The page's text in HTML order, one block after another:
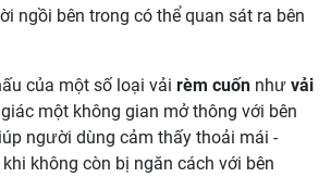
ngồi bên trong có thể quan sát ra bên
của một số loại vải rèm cuốn như vải
một không gian mở thông với bên
người dùng cảm thấy thoải mái -
không còn bị ngăn cách với bên